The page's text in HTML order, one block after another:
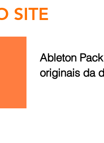
SITE
Ableton
originais da